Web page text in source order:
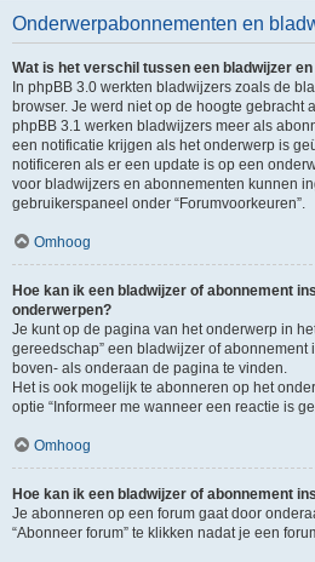
Onderwerpabonnementen en
Wat is het verschil tussen een bladwijzer
In phpBB 3.0 werkten bladwijzers zoals de
browser. Je werd niet op de hoogte gebracht
phpBB 3.1 werken bladwijzers meer als
een notificatie krijgen als het onderwerp is
notificeren als er een update is op een
voor bladwijzers en abonnementen kunnen
gebruikerspaneel onder “Forumvoorkeuren”.
Omhoog
Hoe kan ik een bladwijzer of abonnement
onderwerpen?
Je kunt op de pagina van het onderwerp in
gereedschap” een bladwijzer of abonnement
boven- als onderaan de pagina te vinden.
Het is ook mogelijk te abonneren op het
optie “Informeer me wanneer een reactie is
Omhoog
Hoe kan ik een bladwijzer of abonnement
Je abonneren op een forum gaat door
“Abonneer forum” te klikken nadat je een